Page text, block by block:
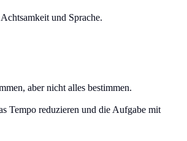
und Sprache.
aber nicht alles bestimmen.
Tempo reduzieren und die Aufgabe mit